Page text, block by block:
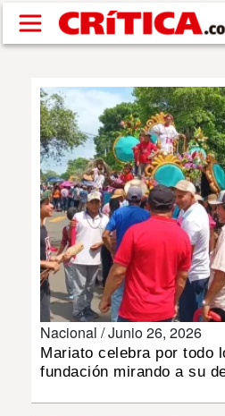
Pasar al contenido principal
SUCESOS
NACIONAL
POLÍTICA
SHOW
DEPORTES
Nacional /Junio 26, 2026
Mariato celebra por todo
fundación mirando a su